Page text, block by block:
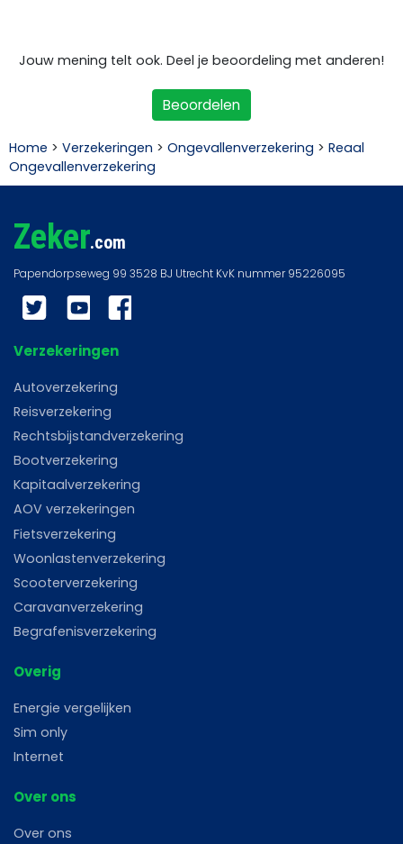
Jouw mening telt ook. Deel je beoordeling met anderen!
Beoordelen
Home > Verzekeringen > Ongevallenverzekering > Reaal
Ongevallenverzekering
Zeker.com
Twitter YouTube
Verzekeringen
Autoverzekering
Reisverzekering
Rechtsbijstandverzekering
Bootverzekering
Kapitaalverzekering
AOV verzekeringen
Fietsverzekering
Woonlastenverzekering
Scooterverzekering
Caravanverzekering
Begrafenisverzekering
Overig
Energie vergelijken
Sim only
Internet
Over ons
Over ons